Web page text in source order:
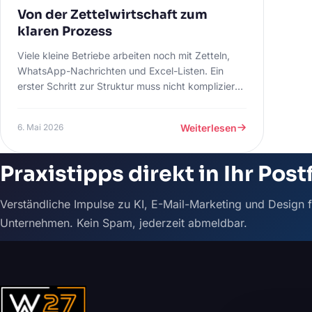
Von der Zettelwirtschaft zum
klaren Prozess
Viele kleine Betriebe arbeiten noch mit Zetteln,
WhatsApp-Nachrichten und Excel-Listen. Ein
erster Schritt zur Struktur muss nicht kompliziert
6. Mai 2026 Weiterlesen
Praxistipps direkt in Ihr
Verständliche Impulse zu KI, E-Mail-Marketing und Design
Unternehmen. Kein Spam, jederzeit abmeldbar.